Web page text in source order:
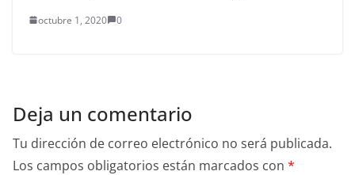
octubre 1, 2020 0
Deja un comentario
Tu dirección de correo electrónico no será publicada.
Los campos obligatorios están marcados con *